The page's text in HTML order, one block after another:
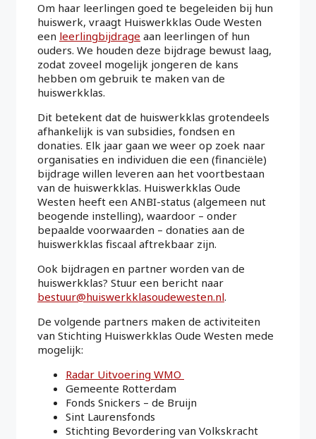
Om haar leerlingen goed te begeleiden bij hun
huiswerk, vraagt Huiswerkklas Oude Westen
een leerlingbijdrage aan leerlingen of hun
ouders. We houden deze bijdrage bewust laag,
zodat zoveel mogelijk jongeren de kans
hebben om gebruik te maken van de
huiswerkklas.
Dit betekent dat de huiswerkklas grotendeels
afhankelijk is van subsidies, fondsen en
donaties. Elk jaar gaan we weer op zoek naar
organisaties en individuen die een (financiële)
bijdrage willen leveren aan het voortbestaan
van de huiswerkklas. Huiswerkklas Oude
Westen heeft een ANBI-status (algemeen nut
beogende instelling), waardoor – onder
bepaalde voorwaarden – donaties aan de
huiswerkklas fiscaal aftrekbaar zijn.
Ook bijdragen en partner worden van de
huiswerkklas? Stuur een bericht naar
bestuur@huiswerkklasoudewesten.nl.
De volgende partners maken de activiteiten
van Stichting Huiswerkklas Oude Westen mede
mogelijk:
Radar Uitvoering WMO
Gemeente Rotterdam
Fonds Snickers – de Bruijn
Sint Laurensfonds
Stichting Bevordering van Volkskracht